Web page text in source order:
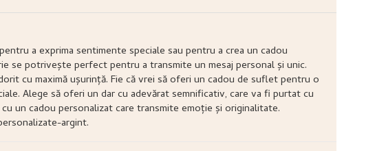
a exprima sentimente speciale sau pentru a crea un cadou
se potrivește perfect pentru a transmite un mesaj personal și unic.
cu maximă ușurință. Fie că vrei să oferi un cadou de suflet pentru o
Alege să oferi un dar cu adevărat semnificativ, care va fi purtat cu
un cadou personalizat care transmite emoție și originalitate.
argint.